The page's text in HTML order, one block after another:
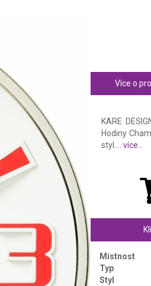
Více o
KARE
Hodiny
styl.... více...
Místnost
Typ
Styl